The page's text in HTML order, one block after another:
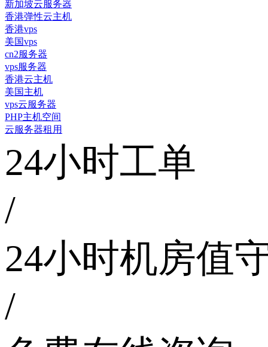
新加坡云服务器
香港弹性云主机
香港vps
美国vps
cn2服务器
vps服务器
香港云主机
美国主机
vps云服务器
PHP主机空间
云服务器租用
24小时工单
/
24小时机房值
/